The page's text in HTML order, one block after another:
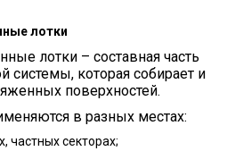
лотки
лотки – составная часть
системы, которая собирает и
поверхностей.
в разных местах:
частных секторах;